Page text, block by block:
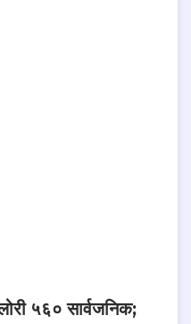
५६० सार्वजनिक;